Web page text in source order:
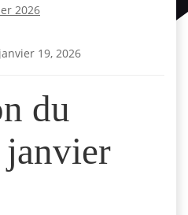
2026
janvier 19, 2026
du